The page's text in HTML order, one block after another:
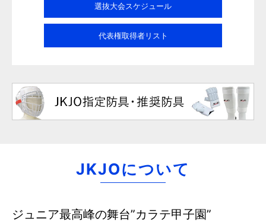
選抜大会スケジュール
代表権取得者リスト
JKJOについて
ジュニア最高峰の舞台”カラテ甲子園”